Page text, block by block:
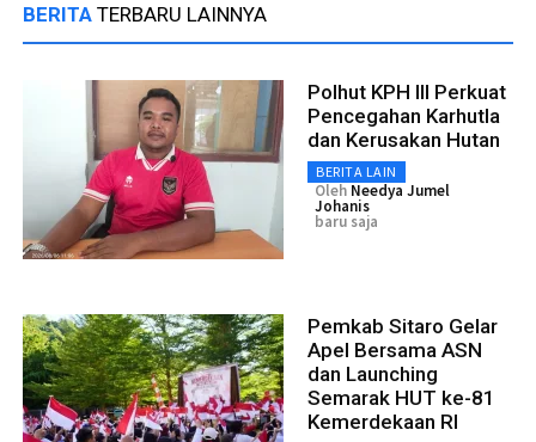
BERITA TERBARU LAINNYA
Polhut KPH III Perkuat
Pencegahan Karhutla
dan Kerusakan Hutan
BERITA LAIN
Oleh Needya Jumel
Johanis
baru saja
Pemkab Sitaro Gelar
Apel Bersama ASN
dan Launching
Semarak HUT ke-81
Kemerdekaan RI